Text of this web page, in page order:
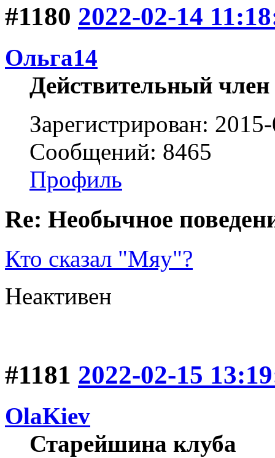
#1180 2022-02-14
Ольга14
Действительный член
Зарегистрирован:
Сообщений: 8465
Профиль
Re: Необычное
Кто сказал "Мяу"?
Неактивен
#1181 2022-02-15
OlaKiev
Старейшина клуба